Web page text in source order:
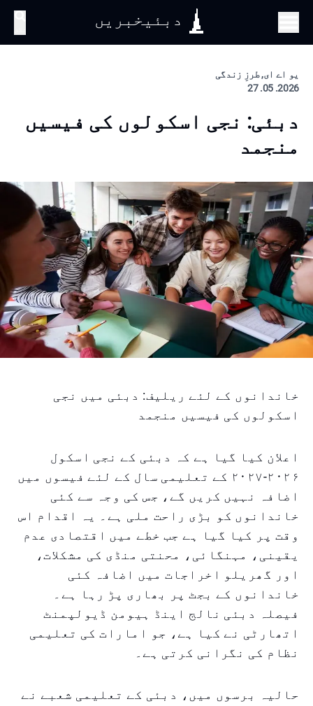
دبئیخبریں
یو اے ای, طرزِ زندگی
2026. 05. 27
دبئی: نجی اسکولوں کی فیسیں
منجمد
خاندانوں کے لئے ریلیف: دبئی میں نجی
اسکولوں کی فیسیں منجمد
اعلان کیا گیا ہے کہ دبئی کے نجی اسکول
۲۰۲۶-۲۰۲۷ کے تعلیمی سال کے لئے فیسوں میں
اضافہ نہیں کریں گے، جس کی وجہ سے کئی
خاندانوں کو بڑی راحت ملی ہے۔ یہ اقدام اس
وقت پر کیا گیا ہے جب خطے میں اقتصادی عدم
یقینی، مہنگائی، محنتی منڈی کی مشکلات،
اور گھریلو اخراجات میں اضافہ کئی
خاندانوں کے بجٹ پر بھاری پڑ رہا ہے۔
فیصلہ دبئی نالج اینڈ ہیومن ڈیولپمنٹ
اتھارٹی نے کیا ہے، جو امارات کی تعلیمی
نظام کی نگرانی کرتی ہے۔
حالیہ برسوں میں، دبئی کے تعلیمی شعبے نے